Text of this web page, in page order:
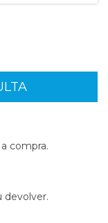
compra.
devolver.